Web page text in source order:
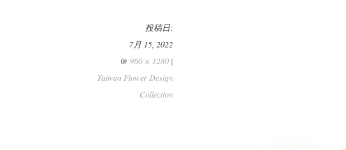
投稿日:
7月 15, 2022
@ 960 × 1280 |
Taiwan Flower Design
Collection